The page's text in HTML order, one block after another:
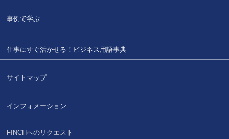
事例で学ぶ
仕事にすぐ活かせる！ ビジネス用語事典
サイトマップ
インフォメーション
FINCHへのリクエスト